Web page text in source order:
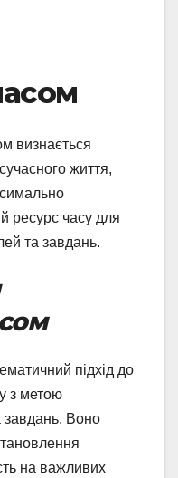
визнається
життя,
ресурс часу для
та завдань.
підхід до
з метою
завдань. Воно
на важливих